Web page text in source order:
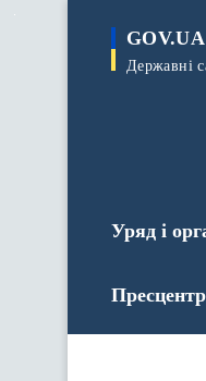
GOV.UA
Державні
Уряд і
Пресцентр